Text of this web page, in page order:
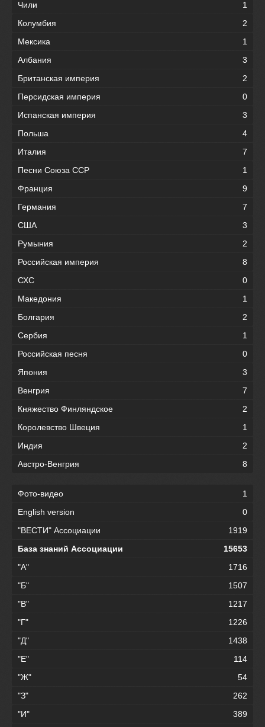
Чили
1
Колумбия
2
Мексика
1
Албания
3
Британская империя
2
Персидская империя
0
Испанская империя
3
Польша
4
Италия
7
Песни Союза ССР
1
Франция
9
Германия
7
США
3
Румыния
2
Российская империя
8
СХС
0
Македония
1
Болгария
2
Сербия
1
Российская песня
0
Япония
3
Венгрия
7
Княжество Финляндское
2
Королевство Швеция
1
Индия
2
Австро-Венгрия
8
Фото-видео
1
English version
0
"ВЕСТИ" Ассоциации
1919
База знаний Ассоциации
15653
"А"
1716
"Б"
1507
"В"
1217
"Г"
1226
"Д"
1438
"Е"
114
"Ж"
54
"З"
262
"И"
389